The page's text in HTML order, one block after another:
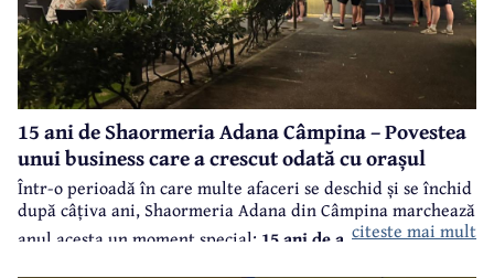
15 ani de Shaormeria Adana Câmpina – Povestea
unui business care a crescut odată cu orașul
Într-o perioadă în care multe afaceri se deschid și se închid
după câțiva ani, Shaormeria Adana din Câmpina marchează
anul acesta un moment special: 15 ani de activitate, cu o
citeste mai mult